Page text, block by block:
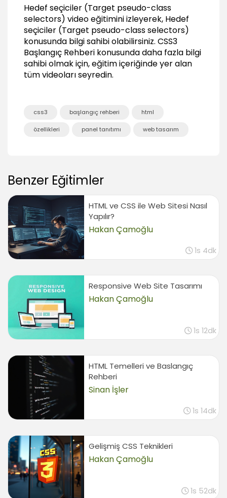
03:18
Düz gradient (Linear gradient)
07:04
Radial Gradient (Dairesel gradient)
04:55
Gradient üretim araçları
Web fontları kullanımı
06:36
01:43
Yazılarda üst üste gölge kullanımı
Farklı gölge uygulamaları
02:49
Internet Explorer'da gölge uygulamaları
CSS3 Sayfa Düzeni (Page Layout)
Div yerleştirme modeli
03:47
Div ters yerleştirme (Reverse box)
01:21
Divleri numaranladırım yerleştirme
03:21
Div'ler de dikey ortalama (Vertical align)
Div'lerde yatay ortalama (Horizontal align)
02:49
CSS3 Div Modelleme (Box Model)
Köşe yuvarlama (Border radius)
Hedef seçiciler (Target pseudo-class
selectors) video eğitimini izleyerek, Hedef
seçiciler (Target pseudo-class selectors)
konusunda bilgi sahibi olabilirsiniz. CSS3
Başlangıç Rehberi konusunda daha fazla bilgi
sahibi olmak için, eğitim içeriğinde yer alan
tüm videoları seyredin.
css3 başlangıç rehberi html
özellikleri panel tanıtımı web tasarım
Benzer Eğitimler
HTML ve CSS ile Web Sitesi Nasıl
Yapılır?
Hakan Çamoğlu
1s 4dk
Responsive Web Site Tasarımı
Hakan Çamoğlu
1s 12dk
HTML Temelleri ve Baslangıç
Rehberi
Sinan İşler
1s 14dk
Gelişmiş CSS Teknikleri
Hakan Çamoğlu
1s 52dk